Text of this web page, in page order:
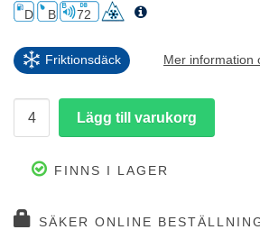
D B 72
Friktionsdäck Mer information
FINNS I LAGER
SÄKER ONLINE